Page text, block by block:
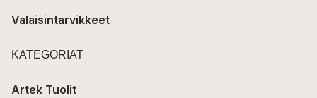
Valaisintarvikkeet
KATEGORIAT
Artek Tuolit